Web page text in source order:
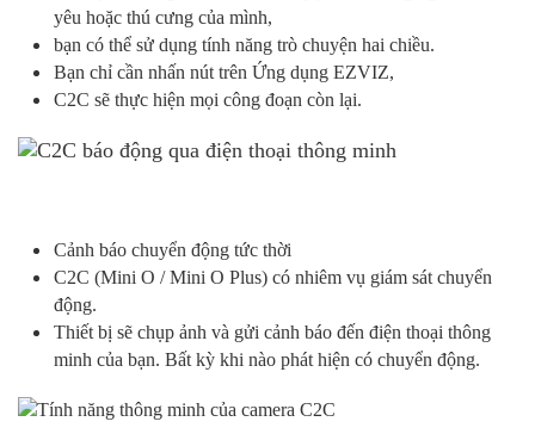
yêu hoặc thú cưng của mình,
bạn có thể sử dụng tính năng trò chuyện hai chiều.
Bạn chỉ cần nhấn nút trên Ứng dụng EZVIZ,
C2C sẽ thực hiện mọi công đoạn còn lại.
Cảnh báo chuyển động tức thời
C2C (Mini O / Mini O Plus) có nhiêm vụ giám sát chuyển
động.
Thiết bị sẽ chụp ảnh và gửi cảnh báo đến điện thoại thông
minh của bạn. Bất kỳ khi nào phát hiện có chuyển động.